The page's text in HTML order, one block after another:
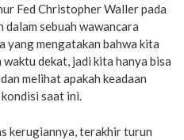
Fed Christopher Waller pada
dalam sebuah wawancara
yang mengatakan bahwa kita
dekat, jadi kita hanya bisa
melihat apakah keadaan
saat ini.
kerugiannya, terakhir turun